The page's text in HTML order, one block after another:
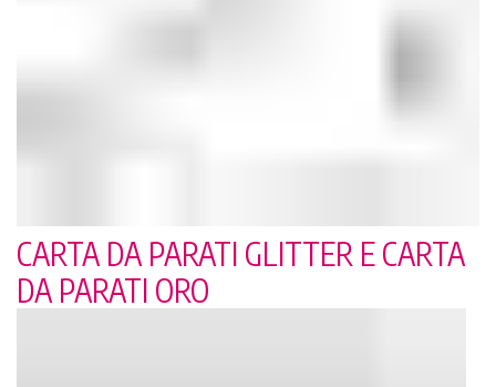
CARTA DA PARATI GLITTER E CARTA
DA PARATI ORO